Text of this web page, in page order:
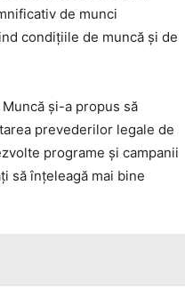
de munci
condițiile de muncă și de
și-a propus să
prevederilor legale de
programe și campanii
să înțeleagă mai bine